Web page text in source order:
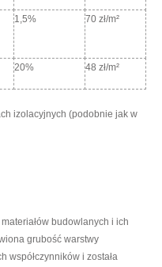
1,5% 70 zł/m²
20% 48 zł/m²
izolacyjnych (podobnie jak w
budowlanych i ich
grubość warstwy
współczynników i została